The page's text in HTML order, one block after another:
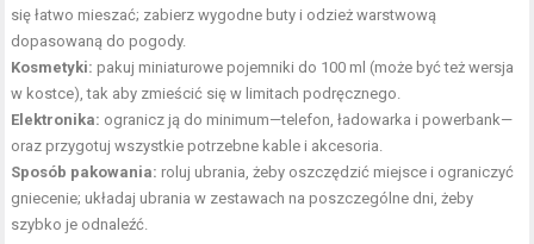
się łatwo mieszać; zabierz wygodne buty i odzież warstwową
dopasowaną do pogody.
Kosmetyki: pakuj miniaturowe pojemniki do 100 ml (może być też wersja
w kostce), tak aby zmieścić się w limitach podręcznego.
Elektronika: ogranicz ją do minimum—telefon, ładowarka i powerbank—
oraz przygotuj wszystkie potrzebne kable i akcesoria.
Sposób pakowania: roluj ubrania, żeby oszczędzić miejsce i ograniczyć
gniecenie; układaj ubrania w zestawach na poszczególne dni, żeby
szybko je odnaleźć.